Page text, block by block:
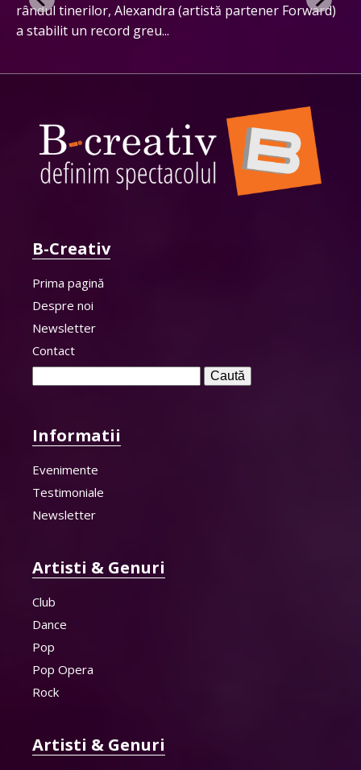
rândul tinerilor, Alexandra (artistă partener Forward)
a stabilit un record greu...
B-Creativ
Prima pagină
Despre noi
Newsletter
Contact
Informatii
Evenimente
Testimoniale
Newsletter
Artisti & Genuri
Club
Dance
Pop
Pop Opera
Rock
Artisti & Genuri